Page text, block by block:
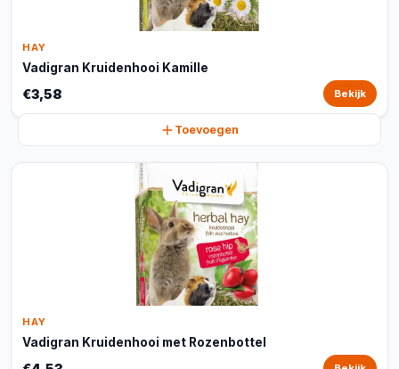
HAY
Vadigran Kruidenhooi Kamille
€3,58 Bekijk
Toevoegen
HAY
Vadigran Kruidenhooi met Rozenbottel